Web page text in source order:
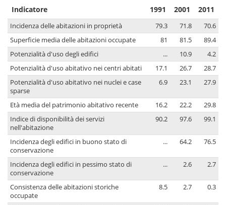
Indicatore 1991 2001 2011
Incidenza delle abitazioni in proprietà 79.3 71.8
70.6
Superficie media delle abitazioni occupate
81 81.5
89.4
Potenzialità d'uso degli edifici
... 10.9
4.2
Potenzialità d'uso abitativo nei centri abitati
17.1 26.7
28.7
Potenzialità d'uso abitativo nei nuclei e case
sparse
6.9 23.1 27.9
Età media del patrimonio abitativo recente 16.2 22.2
29.8
Indice di disponibilità dei servizi
nell'abitazione
90.2 97.6 99.1
Incidenza degli edifici in buono stato di
conservazione
... 64.2 76.5
Incidenza degli edifici in pessimo stato di
conservazione
... 2.6 2.7
Consistenza delle abitazioni storiche
occupate
8.5 2.7 0.3